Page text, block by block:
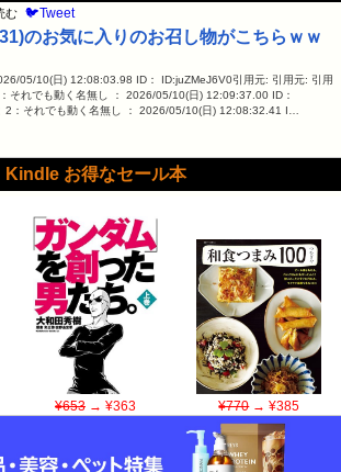
む 🐦Tweet
のお気に入りのお召し物がこちらｗｗ
05/10(日) 12:08:03.98 ID： ID:juZMeJ6V0引用元: 引用元: 引用
それでも動く名無し ： 2026/05/10(日) 12:09:37.00 ID：
2：それでも動く名無し ： 2026/05/10(日) 12:08:32.41 I…
Kindle お得なセール本
¥653→ ¥363 ¥770→ ¥385